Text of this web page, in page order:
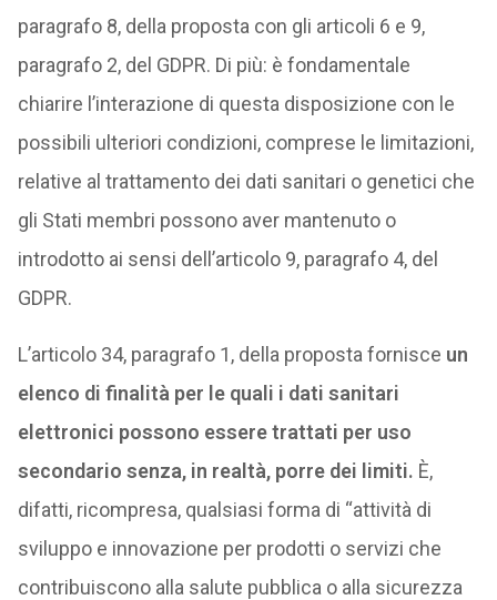
paragrafo 8, della proposta con gli articoli 6 e 9,
paragrafo 2, del GDPR. Di più: è fondamentale
chiarire l’interazione di questa disposizione con le
possibili ulteriori condizioni, comprese le limitazioni,
relative al trattamento dei dati sanitari o genetici che
gli Stati membri possono aver mantenuto o
introdotto ai sensi dell’articolo 9, paragrafo 4, del
GDPR.
L’articolo 34, paragrafo 1, della proposta fornisce un
elenco di finalità per le quali i dati sanitari
elettronici possono essere trattati per uso
secondario senza, in realtà, porre dei limiti. È,
difatti, ricompresa, qualsiasi forma di “attività di
sviluppo e innovazione per prodotti o servizi che
contribuiscono alla salute pubblica o alla sicurezza